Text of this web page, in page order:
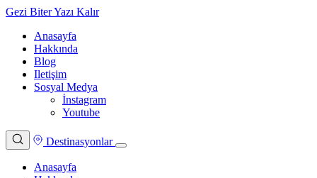
Gezi Biter Yazı Kalır
Anasayfa
Hakkında
Blog
Iletişim
Sosyal Medya
İnstagram
Youtube
Destinasyonlar
Anasayfa